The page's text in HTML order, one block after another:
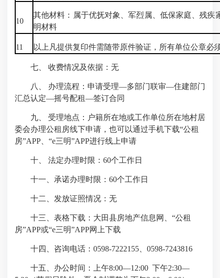
10
其他材料：属于优抚对象、军烈属、低保家庭、残疾
明材料
11 以上凡提供复印件需随带原件验证，所有单位公章必
七、 收费情况及依据：无
八、 办理流程：申请受理—多部门联审—住建部门
汇总认定—摇号配租—签订合同
九、 受理地点：户籍所在地或工作单位所在地村居
委会办理公租房线下申请，也可以通过手机下载“公租
房”APP、“e三明”APP进行线上申请
十、 法定办理时限：60个工作日
十一、承诺办理时限：60个工作日
十二、发放证照情况：无
十三、表格下载：大田县房地产信息网、“公租
房”APP或“e三明”APP网上下载
十四、咨询电话：0598-7222155、0598-7243816
十五、办公时间：上午8:00—12:00 下午2:30—